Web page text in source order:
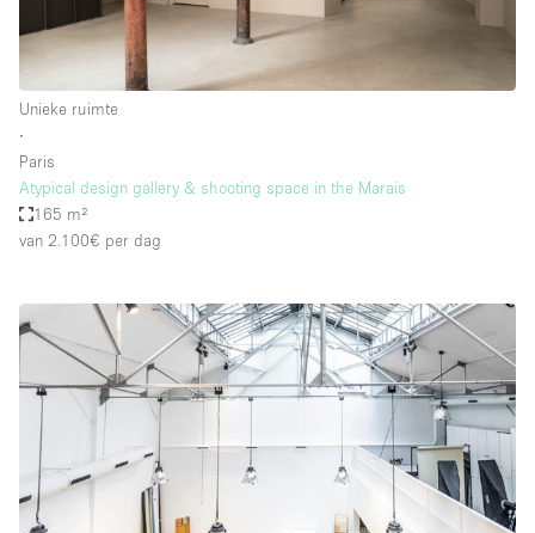
Unieke ruimte
∙
Paris
Atypical design gallery & shooting space in the Marais
165 m²
van 2.100€ per dag